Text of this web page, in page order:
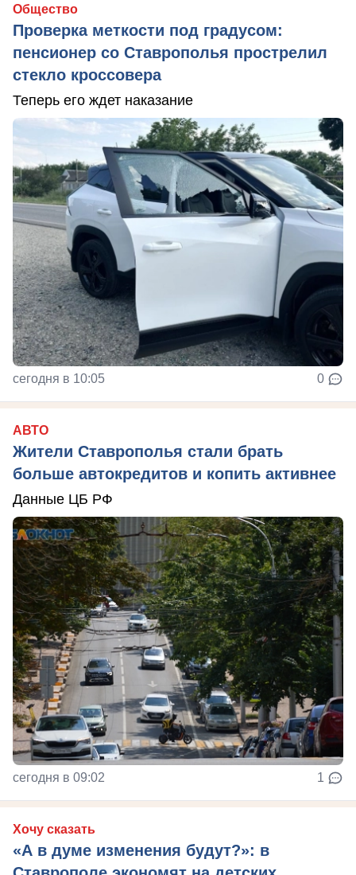
Общество
Проверка меткости под градусом:
пенсионер со Ставрополья прострелил
стекло кроссовера
Теперь его ждет наказание
сегодня в 10:05 0
АВТО
Жители Ставрополья стали брать
больше автокредитов и копить активнее
Данные ЦБ РФ
сегодня в 09:02 1
Хочу сказать
«А в думе изменения будут?»: в